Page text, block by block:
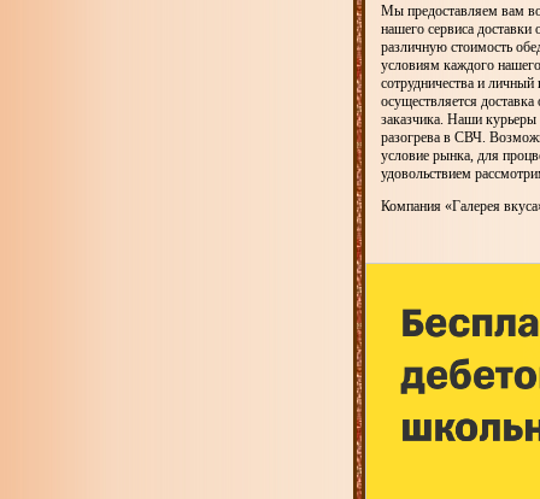
Мы предоставляем вам
нашего сервиса
различную стоимость
условиям каждого
сотрудничества и
осуществляется
заказчика. Наши курьеры
разогрева в СВЧ.
условие рынка, для
удовольствием
Компания «Галерея